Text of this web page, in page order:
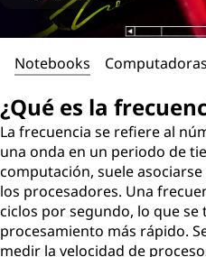
Notebooks
¿Qué es la
La frecuencia se refiere al
una onda en un periodo de
computación, suele
los procesadores. Una
ciclos por segundo, lo que se
procesamiento más rápido.
medir la velocidad de